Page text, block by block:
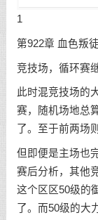
1
第922章 血色叛徒
竞技场，循环赛
此时混竞技场的
赛，随机场地总
了。至于前两场
但即便是主场也
赛后分析，其他
这个区区50级的
了。而50级的大